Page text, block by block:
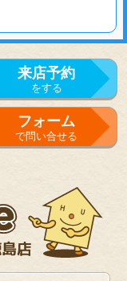
来店予約
をする
フォーム
で問い合せる